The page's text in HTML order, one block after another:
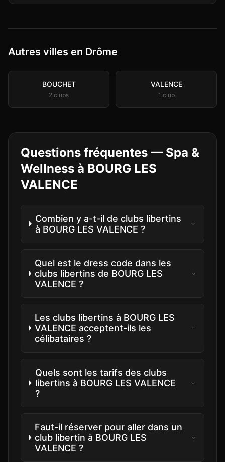
Autres villes en Drôme
BOUCHET
2 clubs
VALENCE
1 club
Questions fréquentes — Spa &
Wellness à BOURG LES
VALENCE
Combien y a-t-il de clubs libertins
à BOURG LES VALENCE ?
Quel est le dress code dans les
clubs libertins de BOURG LES
VALENCE ?
Les clubs libertins à BOURG LES
VALENCE acceptent-ils les
célibataires ?
Quels sont les tarifs des clubs
libertins à BOURG LES VALENCE
?
Faut-il réserver pour aller dans un
club libertin à BOURG LES
VALENCE ?